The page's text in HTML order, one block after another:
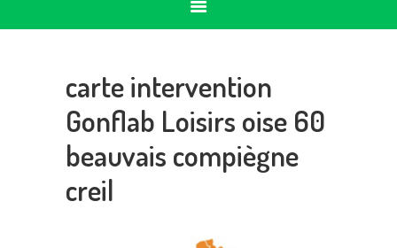
carte intervention
Gonflab Loisirs oise 60
beauvais compiègne
creil